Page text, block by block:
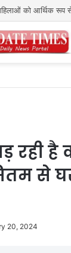
को आर्थिक रूप
रही
से
20, 2024